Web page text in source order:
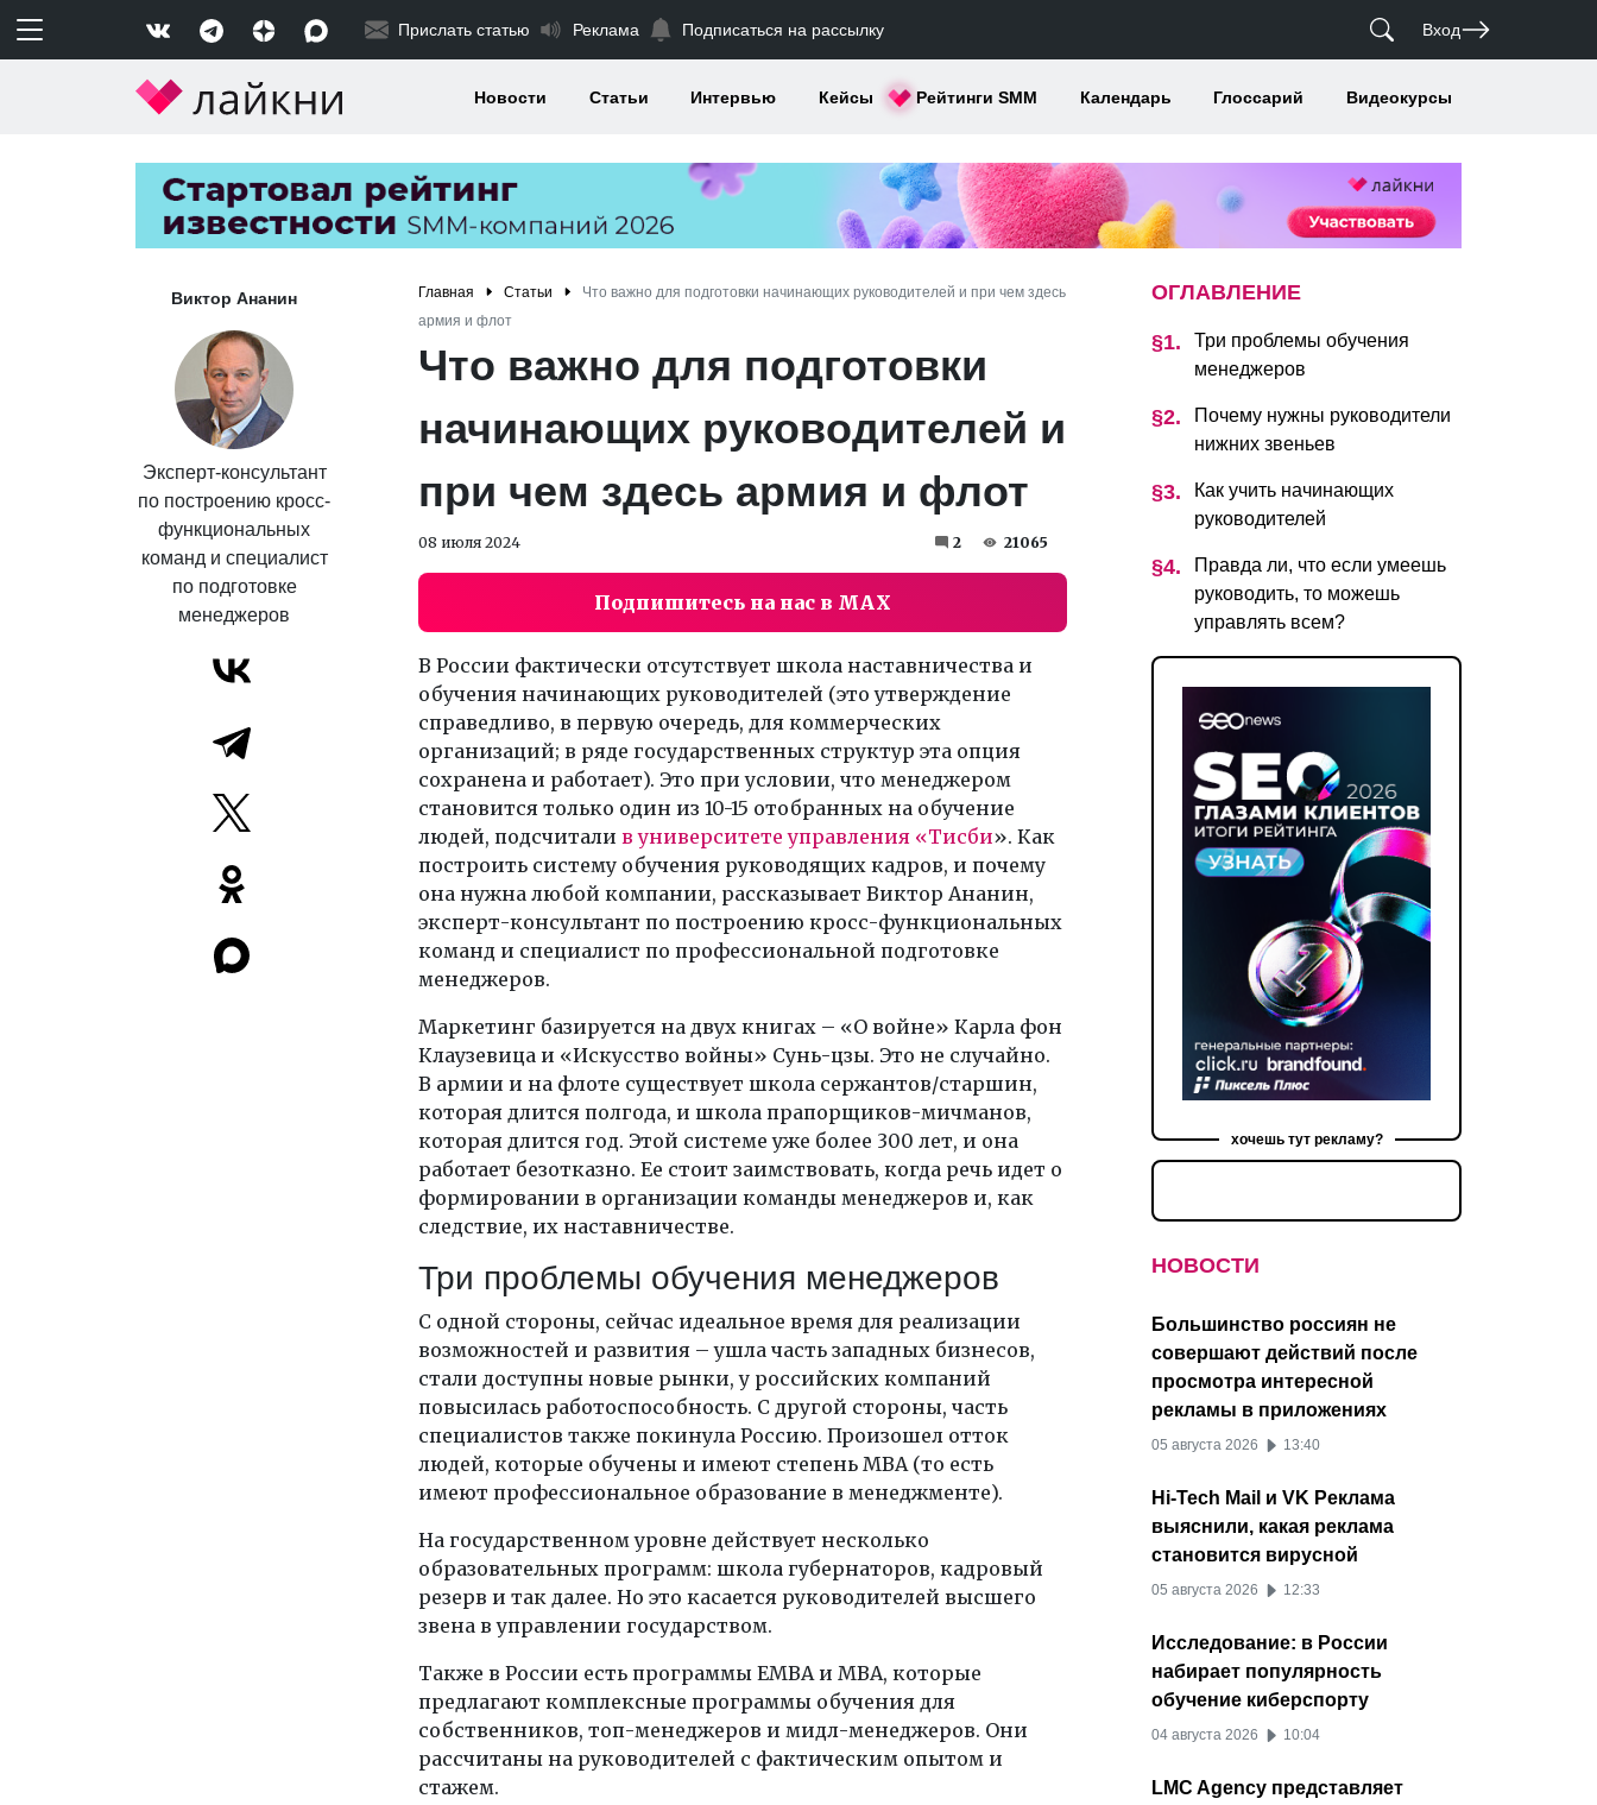
Прислать статью Реклама Подписаться на рассылку Вход
Новости Статьи Интервью Кейсы Рейтинги SMM Календарь Глоссарий Видеокурсы
Виктор Ананин
Эксперт-консультант
по построению кросс-
функциональных
команд и специалист
по подготовке
менеджеров
Главная Статьи
Что важно для подготовки начинающих руководителей и при чем здесь
армия и флот
Что важно для подготовки
начинающих руководителей и
при чем здесь армия и флот
08 июля 2024 2 21065
Подпишитесь на нас в MAX
В России фактически отсутствует школа наставничества и
обучения начинающих руководителей (это утверждение
справедливо, в первую очередь, для коммерческих
организаций; в ряде государственных структур эта опция
сохранена и работает). Это при условии, что менеджером
становится только один из 10-15 отобранных на обучение
людей, подсчитали в университете управления «Тисби». Как
построить систему обучения руководящих кадров, и почему
она нужна любой компании, рассказывает Виктор Ананин,
эксперт-консультант по построению кросс-функциональных
команд и специалист по профессиональной подготовке
менеджеров.
Маркетинг базируется на двух книгах – «О войне» Карла фон
Клаузевица и «Искусство войны» Сунь-цзы. Это не случайно.
В армии и на флоте существует школа сержантов/старшин,
которая длится полгода, и школа прапорщиков-мичманов,
которая длится год. Этой системе уже более 300 лет, и она
работает безотказно. Ее стоит заимствовать, когда речь идет о
формировании в организации команды менеджеров и, как
следствие, их наставничестве.
Три проблемы обучения менеджеров
С одной стороны, сейчас идеальное время для реализации
возможностей и развития – ушла часть западных бизнесов,
стали доступны новые рынки, у российских компаний
повысилась работоспособность. С другой стороны, часть
специалистов также покинула Россию. Произошел отток
людей, которые обучены и имеют степень MBA (то есть
имеют профессиональное образование в менеджменте).
На государственном уровне действует несколько
образовательных программ: школа губернаторов, кадровый
резерв и так далее. Но это касается руководителей высшего
звена в управлении государством.
Также в России есть программы EMBA и MBA, которые
предлагают комплексные программы обучения для
собственников, топ-менеджеров и мидл-менеджеров. Они
рассчитаны на руководителей с фактическим опытом и
стажем.
ОГЛАВЛЕНИЕ
Три проблемы обучения
менеджеров
Почему нужны руководители
нижних звеньев
Как учить начинающих
руководителей
Правда ли, что если умеешь
руководить, то можешь
управлять всем?
хочешь тут рекламу?
НОВОСТИ
Большинство россиян не
совершают действий после
просмотра интересной
рекламы в приложениях
05 августа 2026 13:40
Hi-Tech Mail и VK Реклама
выяснили, какая реклама
становится вирусной
05 августа 2026 12:33
Исследование: в России
набирает популярность
обучение киберспорту
04 августа 2026 10:04
LMC Agency представляет